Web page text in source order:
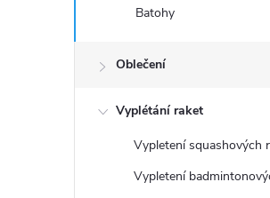
í
Batohy
Oblečení
Vyplétání raket
Vypletení squashových
Vypletení